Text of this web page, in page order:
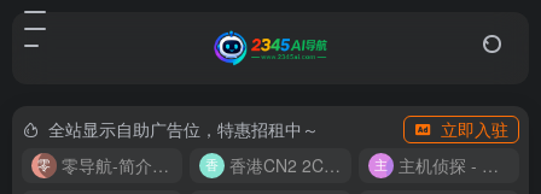
全站显示自助广告位，特惠招租中～
立即入驻
零导航-简介实用的网址导航
香港CN2 2C2G20M 9.9/月
主机侦探 - 少花钱，用好云